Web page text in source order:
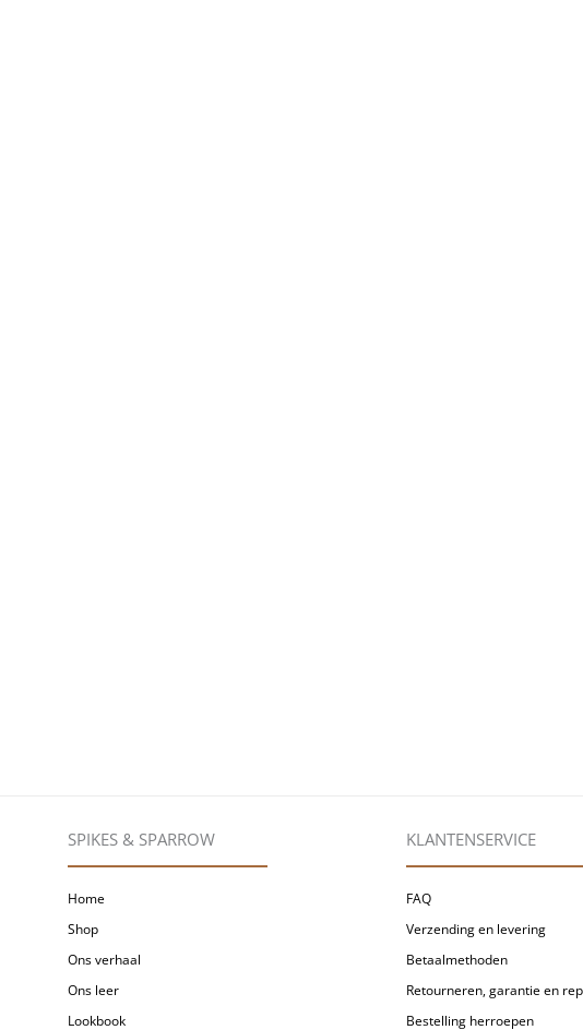
SPIKES & SPARROW
Home
Shop
Ons verhaal
Ons leer
Lookbook
KLANTENSERVICE
FAQ
Verzending en levering
Betaalmethoden
Retourneren, garantie en
Bestelling herroepen